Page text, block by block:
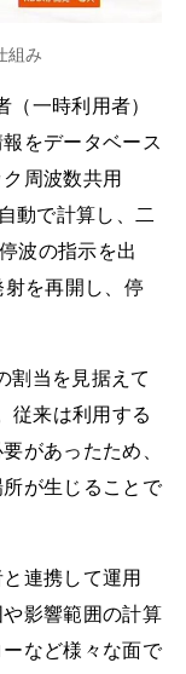
組み
一時利用者）
をデータベース
周波数共用
動で計算し、二
波の指示を出
を再開し、停
割当を見据えて
従来は利用する
があったため、
が生じることで
連携して運用
影響範囲の計算
など様々な面で